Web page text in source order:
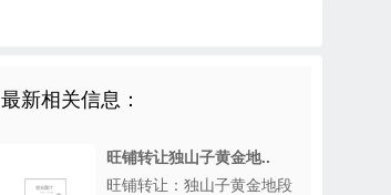
最新相关信息：
旺铺转让独山子黄金地..
旺铺转让：独山子黄金地段